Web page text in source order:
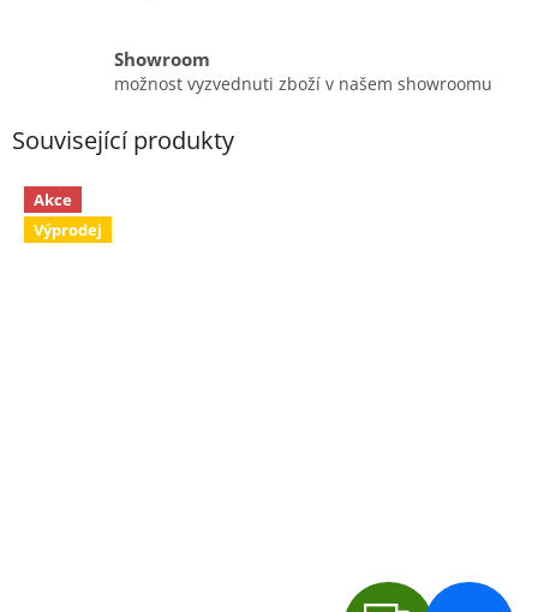
Showroom
možnost vyzvednuti zboží v našem showroomu
Související produkty
Akce
Výprodej